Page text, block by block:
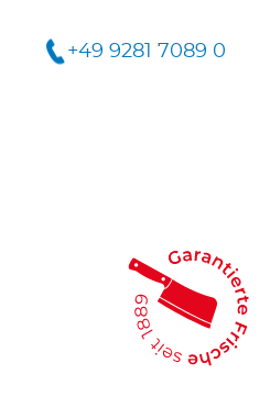
+49 9281 7089 0